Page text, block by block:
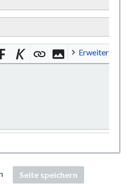
Erweitert
Seite speichern